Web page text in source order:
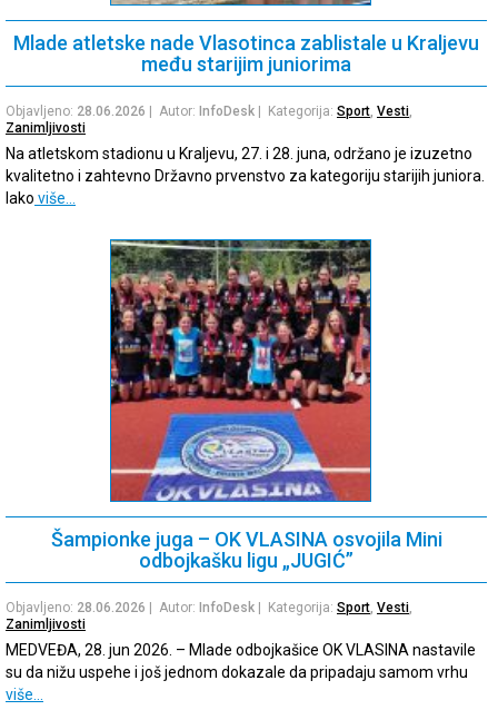
Mlade atletske nade Vlasotinca zablistale u Kraljevu
među starijim juniorima
Objavljeno: 28.06.2026 | Autor: InfoDesk | Kategorija: Sport, Vesti,
Zanimljivosti
Na atletskom stadionu u Kraljevu, 27. i 28. juna, održano je izuzetno
kvalitetno i zahtevno Državno prvenstvo za kategoriju starijih juniora.
Iako više…
Šampionke juga – OK VLASINA osvojila Mini
odbojkašku ligu „JUGIĆ”
Objavljeno: 28.06.2026 | Autor: InfoDesk | Kategorija: Sport, Vesti,
Zanimljivosti
MEDVEĐA, 28. jun 2026. – Mlade odbojkašice OK VLASINA nastavile
su da nižu uspehe i još jednom dokazale da pripadaju samom vrhu
više…